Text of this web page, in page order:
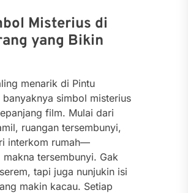
Misterius di
yang Bikin
menarik di Pintu
banyaknya simbol misterius
film. Mulai dari
ruangan tersembunyi,
interkom rumah—
makna tersembunyi. Gak
tapi juga nunjukin isi
makin kacau. Setiap